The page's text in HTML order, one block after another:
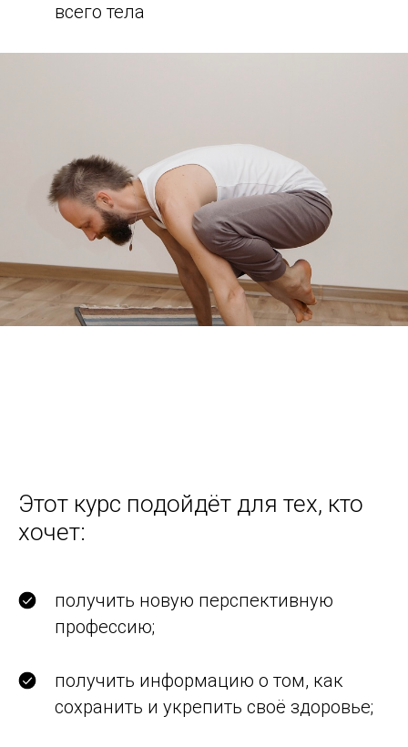
всего тела
Этот курс подойдёт для тех, кто
хочет:
получить новую перспективную
профессию;
получить информацию о том, как
сохранить и укрепить своё здоровье;